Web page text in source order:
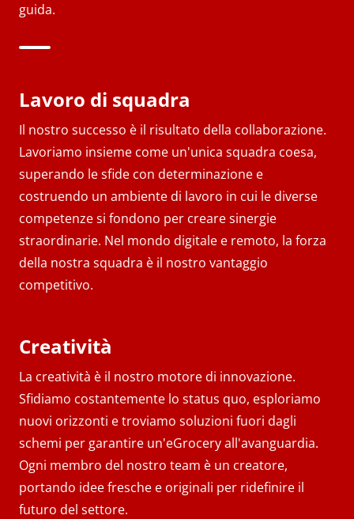
guida.
Lavoro di squadra
Il nostro successo è il risultato della collaborazione.
Lavoriamo insieme come un'unica squadra coesa,
superando le sfide con determinazione e
costruendo un ambiente di lavoro in cui le diverse
competenze si fondono per creare sinergie
straordinarie. Nel mondo digitale e remoto, la forza
della nostra squadra è il nostro vantaggio
competitivo.
Creatività
La creatività è il nostro motore di innovazione.
Sfidiamo costantemente lo status quo, esploriamo
nuovi orizzonti e troviamo soluzioni fuori dagli
schemi per garantire un'eGrocery all'avanguardia.
Ogni membro del nostro team è un creatore,
portando idee fresche e originali per ridefinire il
futuro del settore.